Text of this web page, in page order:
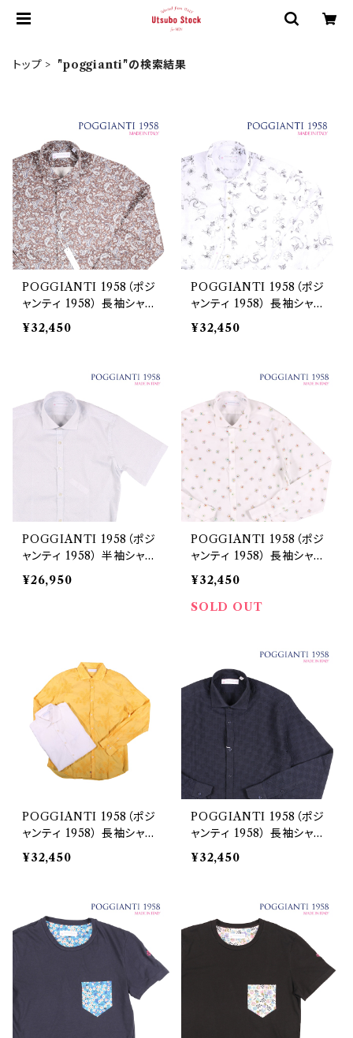
トップ "poggianti"の検索結果
POGGIANTI 1958（ポジ
ャンティ 1958） 長袖シャツ
SYRAH 20973
¥32,450
POGGIANTI 1958（ポジ
ャンティ 1958） 長袖シャツ
SOLAIA 20980
¥32,450
POGGIANTI 1958（ポジ
ャンティ 1958） 半袖シャツ
8.04E+22 22651
¥26,950
POGGIANTI 1958（ポジ
ャンティ 1958） 長袖シャツ
9.23E+22 22667
¥32,450
SOLD OUT
POGGIANTI 1958（ポジ
ャンティ 1958） 長袖シャツ
9.6E+22 22677
¥32,450
POGGIANTI 1958（ポジ
ャンティ 1958） 長袖シャツ
9.41E+22 22694
¥32,450